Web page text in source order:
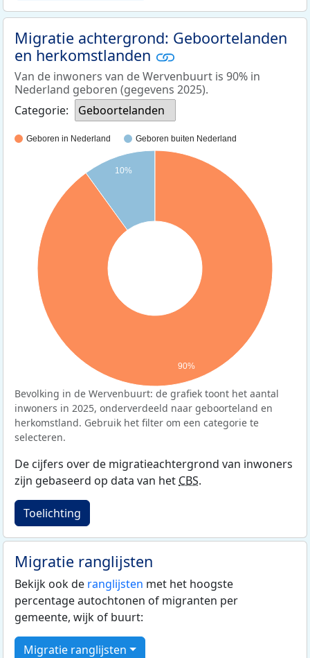
Migratie achtergrond: Geboortelanden
en herkomstlanden
Van de inwoners van de Wervenbuurt is 90% in
Nederland geboren (gegevens 2025).
Categorie:
Geboortelanden
Geboren in Nederland Geboren buiten Nederland
10%
90%
Bevolking in de Wervenbuurt: de grafiek toont het aantal
inwoners in 2025, onderverdeeld naar geboorteland en
herkomstland. Gebruik het filter om een categorie te
selecteren.
De cijfers over de migratieachtergrond van inwoners
zijn gebaseerd op data van het CBS.
Toelichting
Migratie ranglijsten
Bekijk ook de ranglijsten met het hoogste
percentage autochtonen of migranten per
gemeente, wijk of buurt:
Migratie ranglijsten